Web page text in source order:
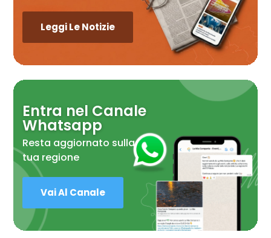
Leggi Le Notizie
Entra nel Canale
Whatsapp
Resta aggiornato sulla
tua regione
Vai Al Canale